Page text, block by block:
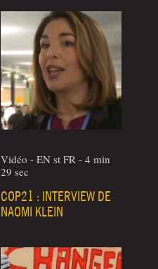
Vidéo - EN st FR - 4 min
29 sec
COP21 : INTERVIEW DE
NAOMI KLEIN